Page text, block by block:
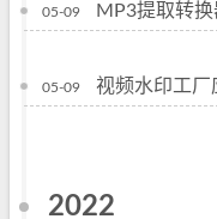
05-09 MP3提取转
05-09 视频水印工厂
2022